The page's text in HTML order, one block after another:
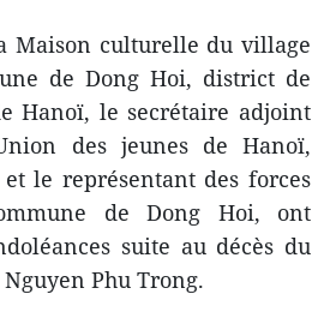
Maison culturelle du village
de Dong Hoi, district de
Hanoï, le secrétaire adjoint
des jeunes de Hanoï,
le représentant des forces
de Dong Hoi, ont
suite au décès du
Phu Trong.